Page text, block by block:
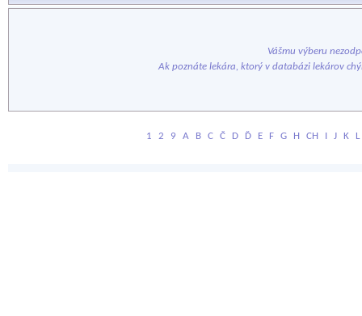
Vášmu výberu
Ak poznáte lekára, ktorý v databázi lekárov
1 2 9 A B C Č D Ď E F G H CH I J K L